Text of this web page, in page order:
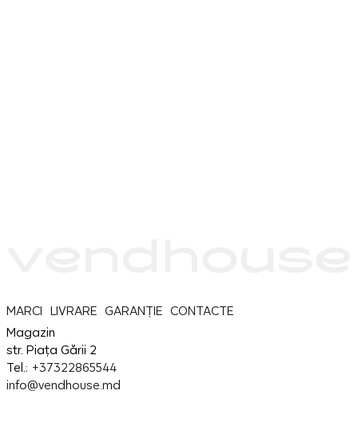
MARCI LIVRARE GARANȚIE
CONTACTE
Magazin
str. Piața Gării 2
Tel.: +37322865544
info@vendhouse.md